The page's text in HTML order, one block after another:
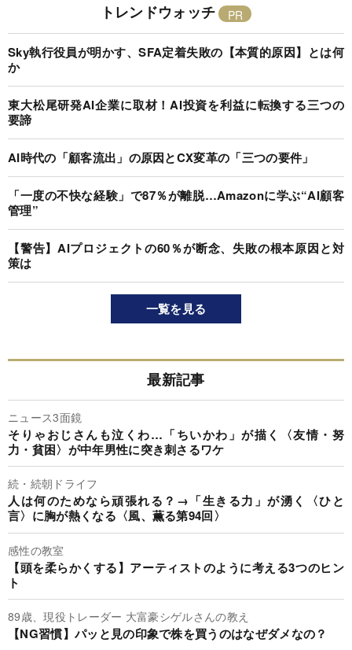
トレンドウォッチ
Sky執行役員が明かす、SFA定着失敗の【本質的原因】とは何
か
東大松尾研発AI企業に取材！AI投資を利益に転換する三つの
要諦
AI時代の「顧客流出」の原因とCX変革の「三つの要件」
「一度の不快な経験」で87％が離脱…Amazonに学ぶ“AI顧客
管理”
【警告】AIプロジェクトの60％が断念、失敗の根本原因と対
策は
一覧を見る
最新記事
ニュース3面鏡
そりゃおじさんも泣くわ…「ちいかわ」が描く〈友情・努
力・貧困〉が中年男性に突き刺さるワケ
続・続朝ドライフ
人は何のためなら頑張れる？→「生きる力」が湧く〈ひと
言〉に胸が熱くなる〈風、薫る第94回〉
感性の教室
【頭を柔らかくする】アーティストのように考える3つのヒン
ト
89歳、現役トレーダー 大富豪シゲルさんの教え
【NG習慣】パッと見の印象で株を買うのはなぜダメなの？